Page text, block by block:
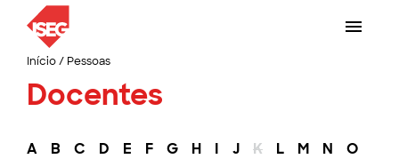
Início/ Pessoas
Docentes
A B C D E F G H I J K L M N O